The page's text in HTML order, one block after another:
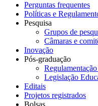
Perguntas frequentes
Políticas e
Pesquisa
Grupos de
Câmaras e
Inovação
Pós-graduação
Legislação
Editais
Projetos registrados
Bolsas